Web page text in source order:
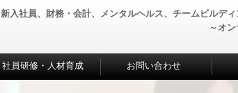
新入社員、財務・会計、メンタルヘルス、チームビルデ
～オ
社員研修・人材育成 お問い合わせ